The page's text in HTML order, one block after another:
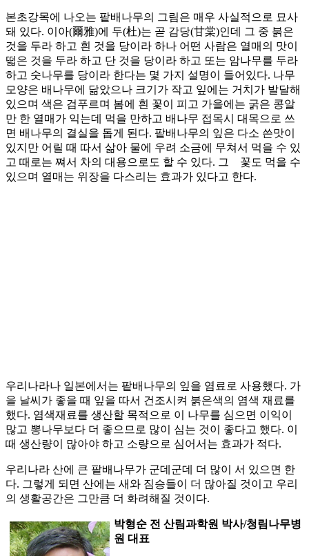
본초강목에 나오는 팥배나무의 그림은 매우 사실적으로 묘사
돼 있다. 이아(爾雅)에 두(杜)는 곧 감당(甘棠)인데 그 중 붉은
것을 두라 하고 흰 것을 당이라 하나 어떤 사람은 열매의 맛이
떫은 것을 두라 하고 단 것을 당이라 하고 또는 암나무를 두라
하고 숫나무를 당이라 한다는 몇 가지 설명이 들어있다. 나무
모양은 배나무에 닮았으나 크기가 작고 잎에는 거치가 발달해
있으며 색은 검푸르며 봄에 흰 꽃이 피고 가을에는 굵은 콩알
만 한 열매가 익는데 먹을 만하고 배나무 접목시 대목으로 쓰
면 배나무의 결실을 돕게 된다. 팥배나무의 잎은 다소 쓴맛이
있지만 어릴 때 따서 삶아 물에 우려 소금에 무쳐서 먹을 수 있
고 때로는 쪄서 차의 대용으로도 할 수 있다. 그 꽃도 먹을 수
있으며 열매는 위장을 다스리는 효과가 있다고 한다.
우리나라나 일본에서는 팥배나무의 잎을 염료로 사용했다. 가
을 날씨가 좋을 때 잎을 따서 건조시켜 붉은색의 염색 재료를
했다. 염색재료를 생산할 목적으로 이 나무를 심으면 이익이
많고 뽕나무보다 더 좋으므로 많이 심는 것이 좋다고 했다. 이
때 생산량이 많아야 하고 소량으로 심어서는 효과가 적다.
우리나라 산에 큰 팥배나무가 군데군데 더 많이 서 있으면 한
다. 그렇게 되면 산에는 새와 짐승들이 더 많아질 것이고 우리
의 생활공간은 그만큼 더 화려해질 것이다.
박형순 전 산림과학원 박사/청림나무병
원 대표